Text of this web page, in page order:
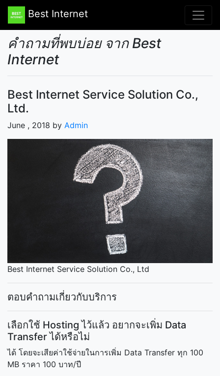
Best Internet
คำถามที่พบบ่อย จาก Best
Internet
Best Internet Service Solution Co.,
Ltd.
June , 2018 by Admin
Best Internet Service Solution Co., Ltd
ตอบคำถามเกี่ยวกับบริการ
เลือกใช้ Hosting ไว้แล้ว อยากจะเพิ่ม Data
Transfer ได้หรือไม่
ได้ โดยจะเสียค่าใช้จ่ายในการเพิ่ม Data Transfer ทุก 100
MB ราคา 100 บาท/ปี